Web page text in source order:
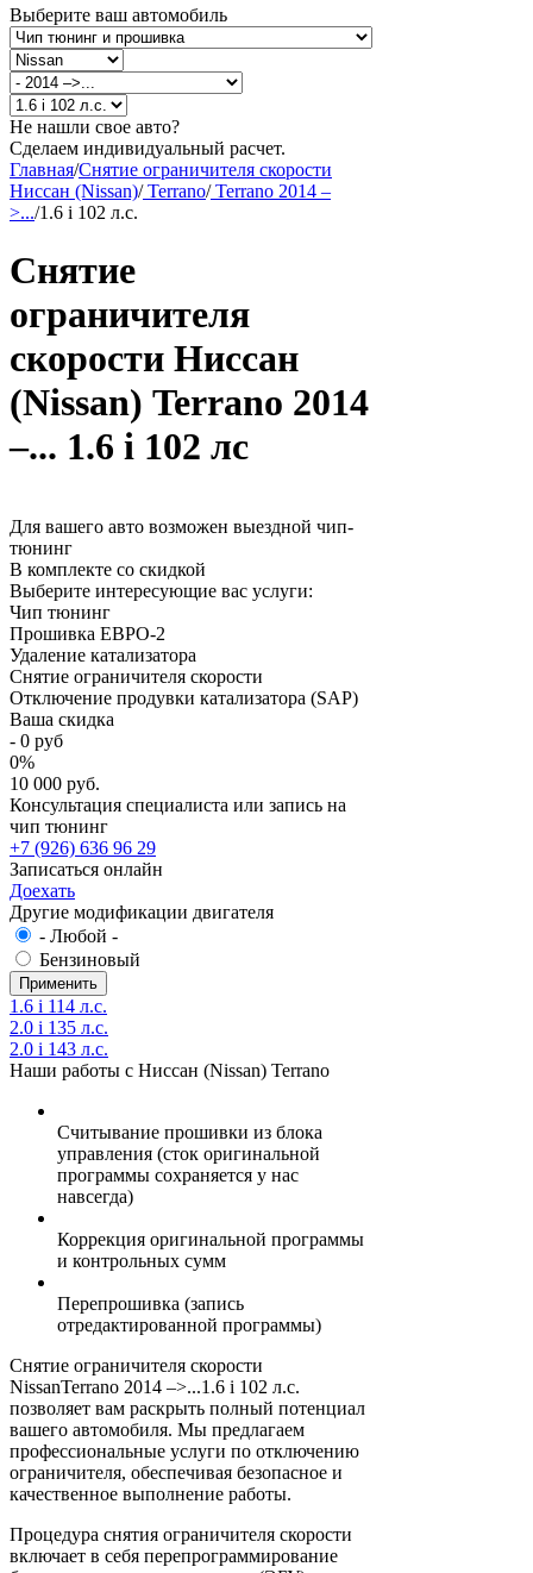
Выберите ваш автомобиль
Не нашли свое авто?
Сделаем индивидуальный расчет.
Главная/Снятие ограничителя скорости
Ниссан (Nissan)/Terrano/Terrano 2014 –
>.../1.6 i 102 л.с.
Снятие
ограничителя
скорости Ниссан
(Nissan) Terrano 2014
–... 1.6 i 102 лс
Для вашего авто возможен выездной чип-
тюнинг
В комплекте со скидкой
Выберите интересующие вас услуги:
Чип тюнинг
Прошивка ЕВРО-2
Удаление катализатора
Снятие ограничителя скорости
Отключение продувки катализатора (SAP)
Ваша скидка
- 0 руб
0%
10 000 руб.
Консультация специалиста или запись на
чип тюнинг
+7 (926) 636 96 29
Записаться онлайн
Доехать
Другие модификации двигателя
- Любой -
Бензиновый
1.6 i 114 л.с.
2.0 i 135 л.с.
2.0 i 143 л.с.
Наши работы с Ниссан (Nissan) Terrano
Считывание прошивки из блока
управления (сток оригинальной
программы сохраняется у нас
навсегда)
Коррекция оригинальной программы
и контрольных сумм
Перепрошивка (запись
отредактированной программы)
Снятие ограничителя скорости
NissanTerrano 2014 –>...1.6 i 102 л.с.
позволяет вам раскрыть полный потенциал
вашего автомобиля. Мы предлагаем
профессиональные услуги по отключению
ограничителя, обеспечивая безопасное и
качественное выполнение работы.
Процедура снятия ограничителя скорости
включает в себя перепрограммирование